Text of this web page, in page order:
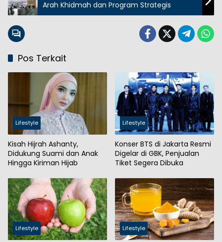
Arah Khidmah dan Program Strategis
Pos Terkait
Lifestyle
Kisah Hijrah Ashanty,
Didukung Suami dan Anak
Hingga Kiriman Hijab
Lifestyle
Konser BTS di Jakarta Resmi
Digelar di GBK, Penjualan
Tiket Segera Dibuka
Lifestyle Lifestyle